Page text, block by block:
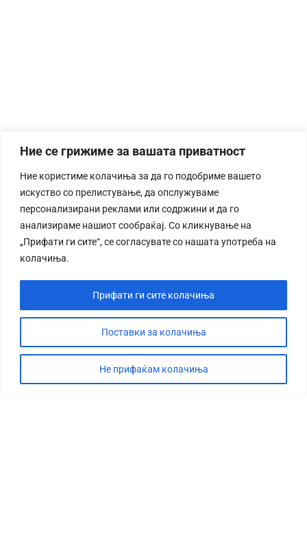
Ние се грижиме за вашата приватност
Ние користиме колачиња за да го подобриме вашето
искуство со прелистување, да опслужуваме
персонализирани реклами или содржини и да го
анализираме нашиот сообраќај. Со кликнување на
„Прифати ги сите“, се согласувате со нашата употреба на
колачиња.
Поставки за колачиња
Не прифаќам колачиња
Прифати ги сите колачиња